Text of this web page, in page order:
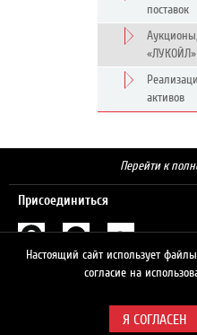
поставок
«ЛУКОЙЛ»
активов
Перейти к
Присоединиться
Настоящий сайт использует
согласие на